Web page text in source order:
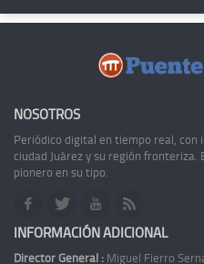
NOSOTROS
Periódico digital en tiempo real,
ciudad Juárez y su región fronteriza.
pionero en su tipo.
INFORMACIÓN ADICIONAL
Director General : Miguel Fierro